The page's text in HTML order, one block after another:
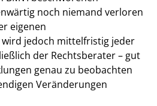
noch niemand verloren
eigenen
jedoch mittelfristig jeder
der Rechtsberater – gut
genau zu beobachten
Veränderungen